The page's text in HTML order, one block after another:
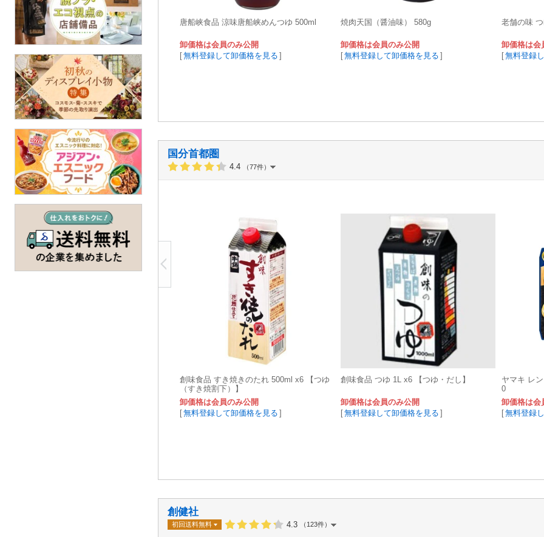
唐船峡食品 涼味唐船峡めんつゆ 500ml
卸価格は会員のみ公開
[無料登録して卸価格を見る ]
焼肉天国（醤油味） 580g
卸価格は会員のみ公開
[無料登録して卸価格を見る ]
老舗の味 つ
卸価格は会
[無料登録
国分首都圏
4.4 （77件）
創味食品 すき焼きのたれ 500ml x6 【つゆ
（すき焼割下）】
卸価格は会員のみ公開
[無料登録して卸価格を見る ]
創味食品 つゆ 1L x6 【つゆ・だし】
卸価格は会員のみ公開
[無料登録して卸価格を見る ]
ヤマキ レ
0
卸価格は会
[無料登録
創健社
初回送料無料 4.3 （123件）